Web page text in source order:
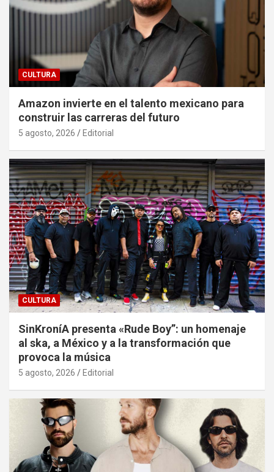
CULTURA
Amazon invierte en el talento mexicano para
construir las carreras del futuro
5 agosto, 2026 Editorial
CULTURA
SinKroníA presenta «Rude Boy”: un homenaje
al ska, a México y a la transformación que
provoca la música
5 agosto, 2026 Editorial